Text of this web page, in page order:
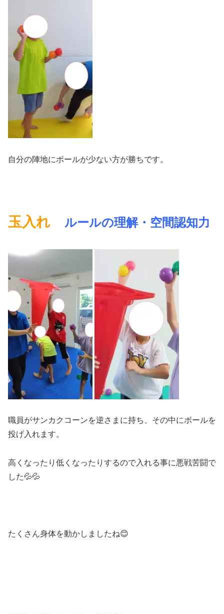
自分の陣地にボールが少ない方が勝ちです。
玉入れ ルールの理解・空間認知力
職員がサンカクコーンを逆さまに持ち、その中にボールを
投げ入れます。
高くなったり低くなったりするので入れる事に悪戦苦闘で
した💦💦
たくさん身体を動かしましたね😊